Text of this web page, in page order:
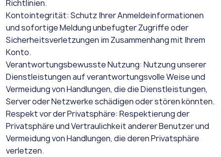
Richtlinien.
Kontointegrität: Schutz Ihrer Anmeldeinformationen
und sofortige Meldung unbefugter Zugriffe oder
Sicherheitsverletzungen im Zusammenhang mit Ihrem
Konto.
Verantwortungsbewusste Nutzung: Nutzung unserer
Dienstleistungen auf verantwortungsvolle Weise und
Vermeidung von Handlungen, die die Dienstleistungen,
Server oder Netzwerke schädigen oder stören könnten.
Respekt vor der Privatsphäre: Respektierung der
Privatsphäre und Vertraulichkeit anderer Benutzer und
Vermeidung von Handlungen, die deren Privatsphäre
verletzen.